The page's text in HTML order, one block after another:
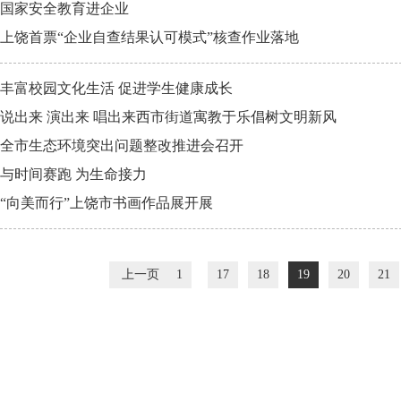
国家安全教育进企业
上饶首票“企业自查结果认可模式”核查作业落地
丰富校园文化生活 促进学生健康成长
说出来 演出来 唱出来西市街道寓教于乐倡树文明新风
全市生态环境突出问题整改推进会召开
与时间赛跑 为生命接力
“向美而行”上饶市书画作品展开展
上一页 1 17 18 19 20 21